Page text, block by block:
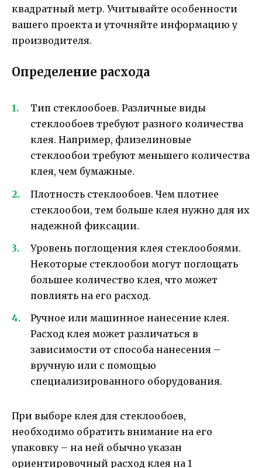
квадратный метр. Учитывайте особенности
вашего проекта и уточняйте информацию у
производителя.
Определение расхода
Тип стеклообоев. Различные виды
стеклообоев требуют разного количества
клея. Например, флизелиновые
стеклообои требуют меньшего количества
клея, чем бумажные.
Плотность стеклообоев. Чем плотнее
стеклообои, тем больше клея нужно для их
надежной фиксации.
Уровень поглощения клея стеклообоями.
Некоторые стеклообои могут поглощать
большее количество клея, что может
повлиять на его расход.
Ручное или машинное нанесение клея.
Расход клея может различаться в
зависимости от способа нанесения –
вручную или с помощью
специализированного оборудования.
При выборе клея для стеклообоев,
необходимо обратить внимание на его
упаковку – на ней обычно указан
ориентировочный расход клея на 1